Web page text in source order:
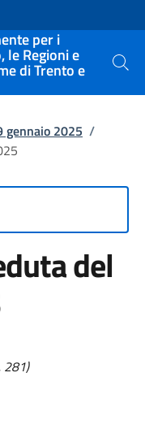
per i
Regioni e
di Trento e Cerca
gennaio 2025 /
del
281)